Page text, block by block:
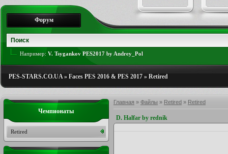
Форум
Например: V. Tsygankov PES2017 by Andrey_Pol
PES-STARS.CO.UA» Faces PES 2016 & PES 2017 » Retired
Главная » Файлы » Retired » Retired
D. Halfar by rednik
Чемпионаты
Retired